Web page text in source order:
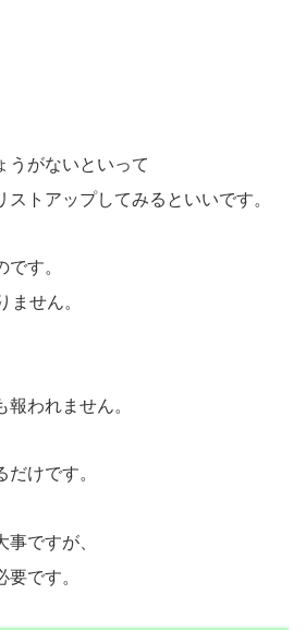
うがないといって
トアップしてみるといいです。
す。
ません。
われません。
けです。
ですが、
です。